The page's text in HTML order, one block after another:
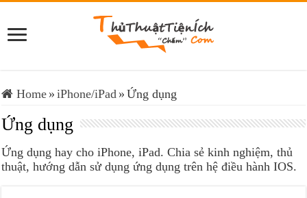
Home » iPhone/iPad » Ứng dụng
Ứng dụng
Ứng dụng hay cho iPhone, iPad. Chia sẻ kinh nghiệm, thủ
thuật, hướng dẫn sử dụng ứng dụng trên hệ điều hành IOS.